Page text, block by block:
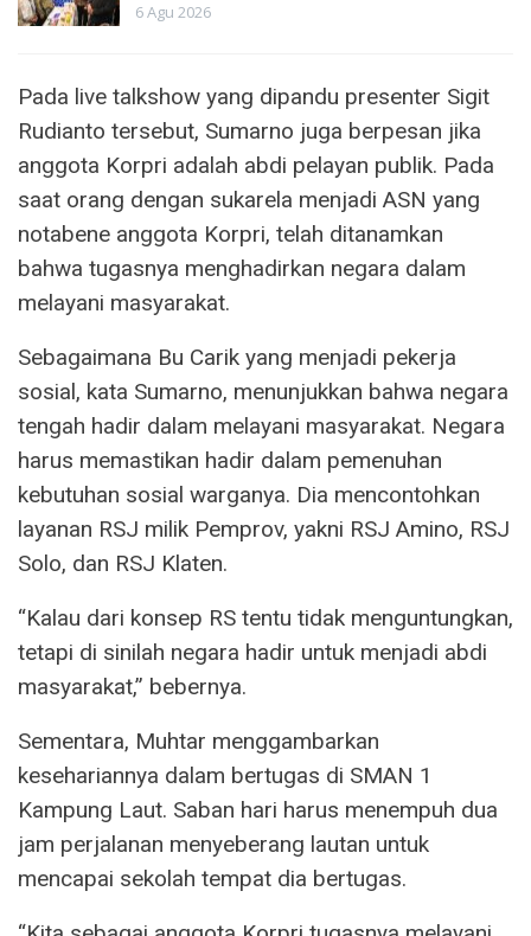
6 Agu 2026
Pada live talkshow yang dipandu presenter Sigit
Rudianto tersebut, Sumarno juga berpesan jika
anggota Korpri adalah abdi pelayan publik. Pada
saat orang dengan sukarela menjadi ASN yang
notabene anggota Korpri, telah ditanamkan
bahwa tugasnya menghadirkan negara dalam
melayani masyarakat.
Sebagaimana Bu Carik yang menjadi pekerja
sosial, kata Sumarno, menunjukkan bahwa negara
tengah hadir dalam melayani masyarakat. Negara
harus memastikan hadir dalam pemenuhan
kebutuhan sosial warganya. Dia mencontohkan
layanan RSJ milik Pemprov, yakni RSJ Amino, RSJ
Solo, dan RSJ Klaten.
“Kalau dari konsep RS tentu tidak menguntungkan,
tetapi di sinilah negara hadir untuk menjadi abdi
masyarakat,” bebernya.
Sementara, Muhtar menggambarkan
kesehariannya dalam bertugas di SMAN 1
Kampung Laut. Saban hari harus menempuh dua
jam perjalanan menyeberang lautan untuk
mencapai sekolah tempat dia bertugas.